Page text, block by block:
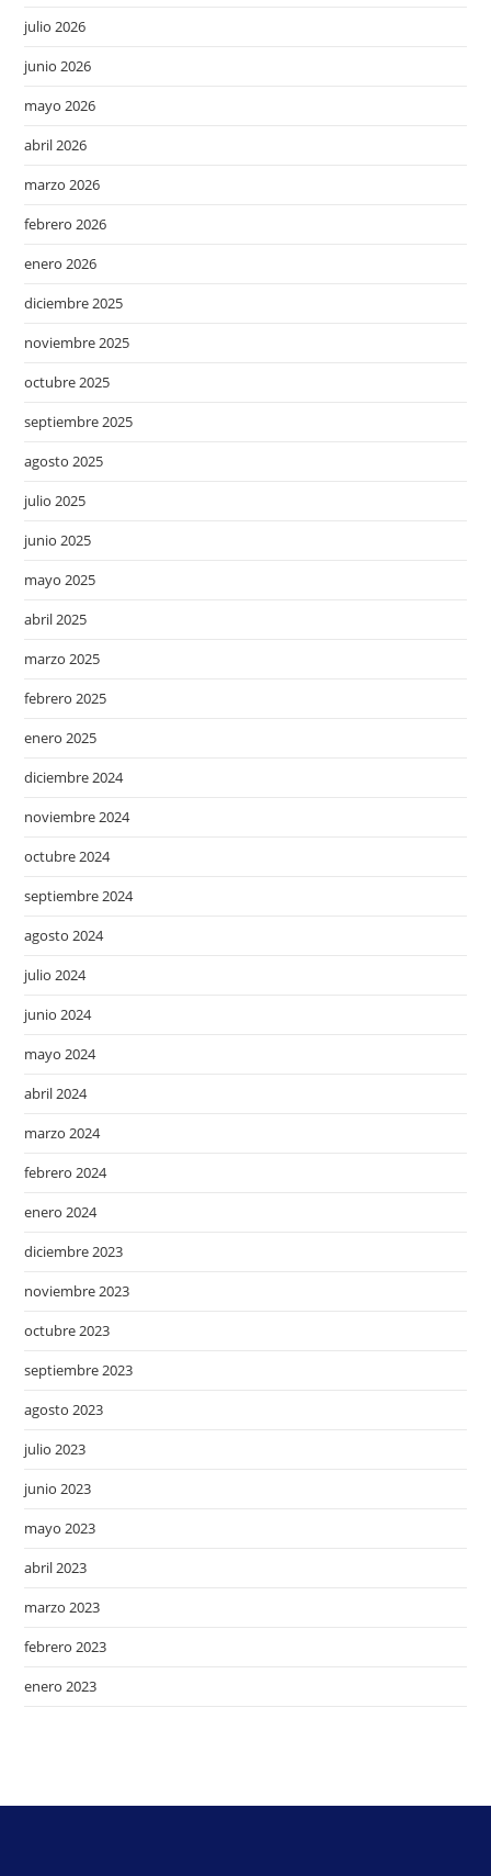
julio 2026
junio 2026
mayo 2026
abril 2026
marzo 2026
febrero 2026
enero 2026
diciembre 2025
noviembre 2025
octubre 2025
septiembre 2025
agosto 2025
julio 2025
junio 2025
mayo 2025
abril 2025
marzo 2025
febrero 2025
enero 2025
diciembre 2024
noviembre 2024
octubre 2024
septiembre 2024
agosto 2024
julio 2024
junio 2024
mayo 2024
abril 2024
marzo 2024
febrero 2024
enero 2024
diciembre 2023
noviembre 2023
octubre 2023
septiembre 2023
agosto 2023
julio 2023
junio 2023
mayo 2023
abril 2023
marzo 2023
febrero 2023
enero 2023